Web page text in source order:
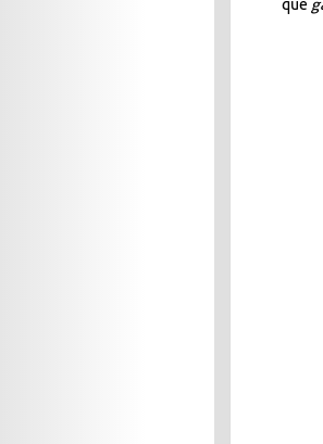
que